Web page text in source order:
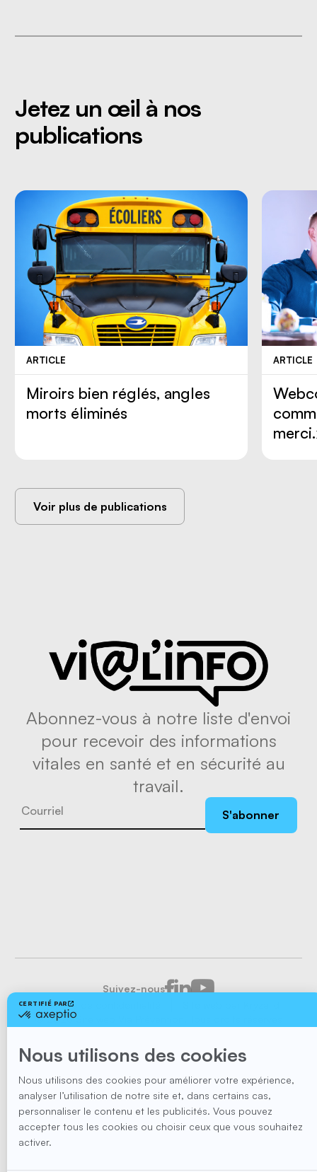
Jetez un œil à nos
publications
ARTICLE
Miroirs bien réglés, angles
morts éliminés
ARTICLE
Voir plus de publications
Abonnez-vous à notre liste d'envoi
pour recevoir des informations
vitales en santé et en sécurité au
travail.
S'abonner
© 2026 Site web
Politique de confidentialité
Suivez-nous